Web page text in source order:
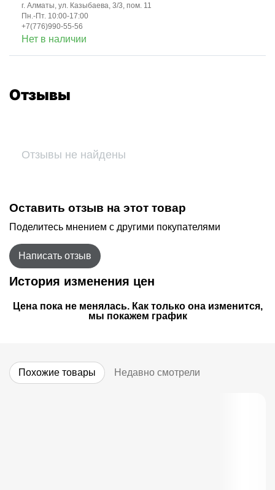
г. Алматы, ул. Казыбаева, 3/3, пом. 11
Пн.-Пт. 10:00-17:00
+7(776)990-55-56
Нет в наличии
Отзывы
Отзывы не найдены
Оставить отзыв на этот товар
Поделитесь мнением с другими покупателями
Написать отзыв
История изменения цен
Цена пока не менялась. Как только она изменится,
мы покажем график
Похожие товары Недавно смотрели